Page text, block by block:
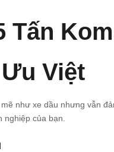
Việt
như xe dầu nhưng vẫn
của bạn.